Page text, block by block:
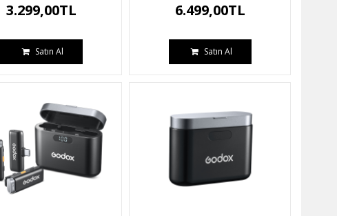
3.299,00TL
Satın Al
6.499,00TL
Satın Al